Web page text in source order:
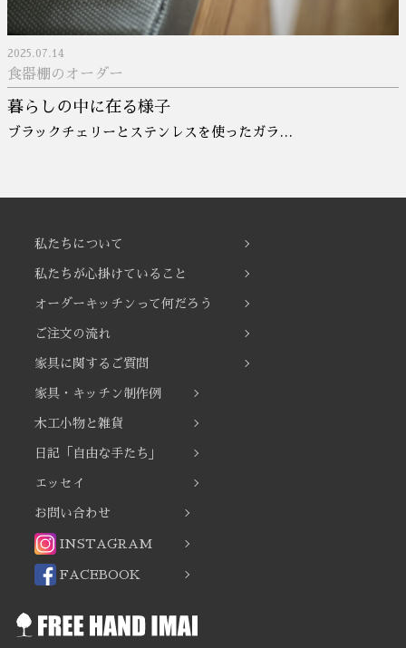
2025.07.14
食器棚のオーダー
暮らしの中に在る様子
ブラックチェリーとステンレスを使ったガラ…
私たちについて
私たちが心掛けていること
オーダーキッチンって何だろう
ご注文の流れ
家具に関するご質問
家具・キッチン制作例
木工小物と雑貨
日記「自由な手たち」
エッセイ
お問い合わせ
INSTAGRAM
FACEBOOK